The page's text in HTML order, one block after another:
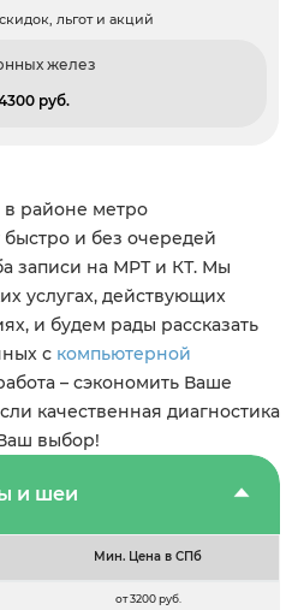
льгот и акций
желез
pуб.
в районе метро
и без очередей
записи на МРТ и КТ. Мы
услугах, действующих
и будем рады рассказать
с компьютерной
– сэкономить Ваше
качественная диагностика
выбор!
и шеи
Мин. Цена в СПб
от 3200 руб.